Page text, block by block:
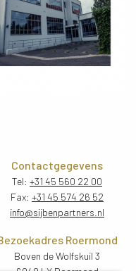
Contactgegevens
Tel: +31 45 560 22 00
Fax: +31 45 574 26 52
info@sijbenpartners.nl
Roermond
Boven de Wolfskuil 3